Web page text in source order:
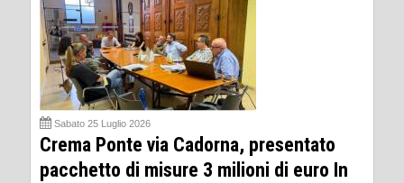
Sabato 25 Luglio 2026
Crema Ponte via Cadorna, presentato
pacchetto di misure 3 milioni di euro In